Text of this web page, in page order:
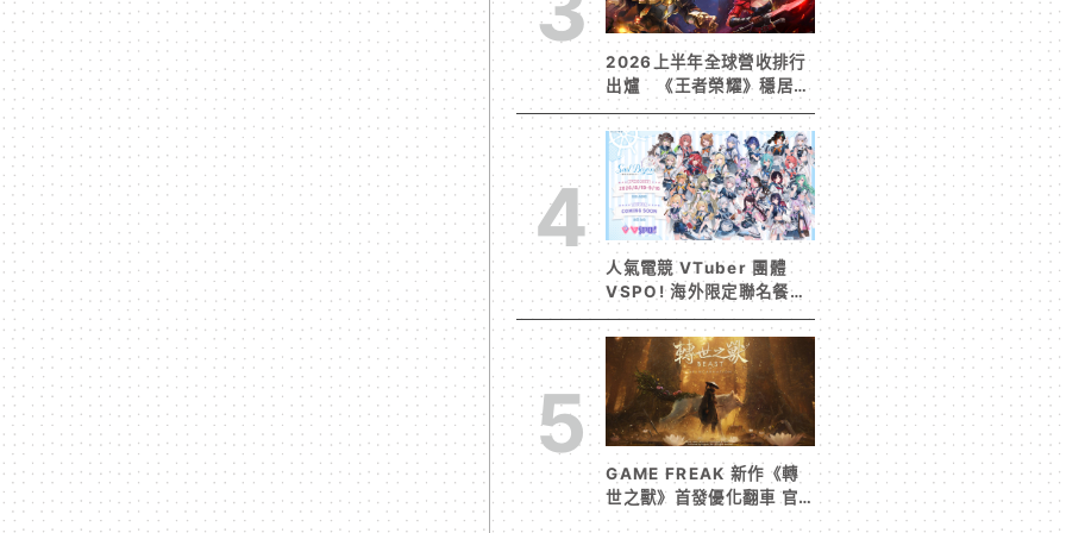
2026上半年全球營收排行
出爐 《王者榮耀》穩居榜
首《寒霜啟示錄》緊追在
後！
4
人氣電競 VTuber 團體
VSPO! 海外限定聯名餐廳
《Sail Beyond！～駛向
更遠的彼方～》今夏登場！
5
GAME FREAK 新作《轉
世之獸》首發優化翻車 官
方急發聲明承諾提供大量更